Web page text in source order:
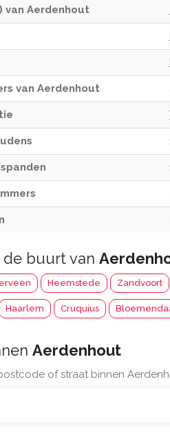
van Aerdenhout
van Aerdenhout
de buurt van
Heemstede Zandvoort
Haarlem Cruquius
Aerdenhout
of straat binnen